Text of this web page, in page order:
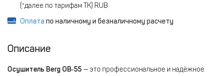
(*далее по тарифам ТК) RUB
Оплата по наличному и безналичному расчету
Описание
Осушитель Berg ОВ‑55 — это профессиональное и надёжное